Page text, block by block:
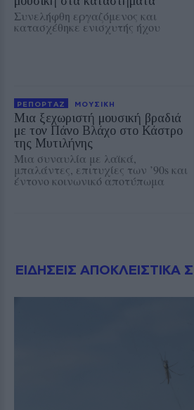
Συνελήφθη εργαζόμενος και
κατασχέθηκε ενισχυτής ήχου
ΡΕΠΟΡΤΑΖ ΜΟΥΣΙΚΗ
Μια ξεχωριστή μουσική βραδιά
με τον Πάνο Βλάχο στο Κάστρο
της Μυτιλήνης
Μια συναυλία με λαϊκά,
μπαλάντες, επιτυχίες των ’90s και
έντονο κοινωνικό αποτύπωμα
ΕΙΔΗΣΕΙΣ ΑΠΟΚΛΕΙΣΤΙΚΑ